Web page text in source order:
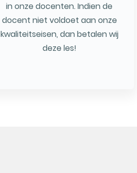
in onze docenten. Indien de
docent niet voldoet aan onze
kwaliteitseisen, dan betalen wij
deze les!